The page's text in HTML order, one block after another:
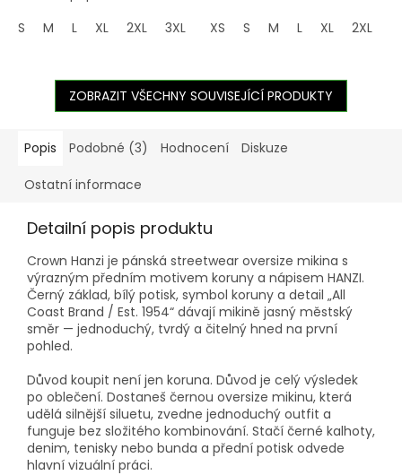
S
M L XL 2XL 3XL 4XL 5XL
XS
S M L XL 2XL
ZOBRAZIT VŠECHNY SOUVISEJÍCÍ PRODUKTY
Popis Podobné (3) Hodnocení Diskuze
Ostatní informace
Detailní popis produktu
Crown Hanzi je pánská streetwear oversize mikina s
výrazným předním motivem koruny a nápisem HANZI.
Černý základ, bílý potisk, symbol koruny a detail „All
Coast Brand / Est. 1954“ dávají mikině jasný městský
směr — jednoduchý, tvrdý a čitelný hned na první
pohled.
Důvod koupit není jen koruna. Důvod je celý výsledek
po oblečení. Dostaneš černou oversize mikinu, která
udělá silnější siluetu, zvedne jednoduchý outfit a
funguje bez složitého kombinování. Stačí černé kalhoty,
denim, tenisky nebo bunda a přední potisk odvede
hlavní vizuální práci.